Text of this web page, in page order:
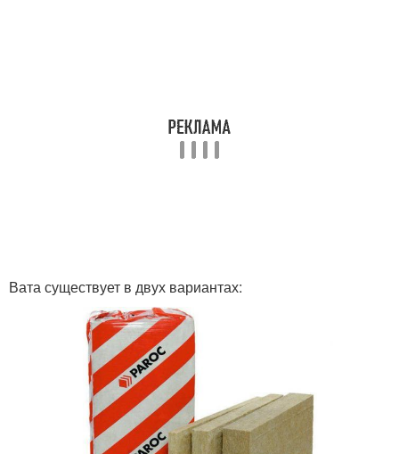
Вата существует в двух вариантах: